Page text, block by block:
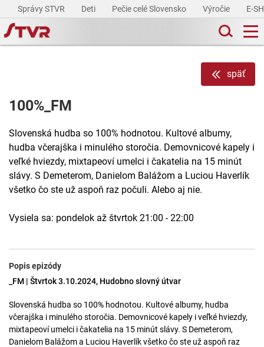
Správy STVR Deti Pečie celé Slovensko Výročie E-
späť
100%_FM
Slovenská hudba so 100% hodnotou. Kultové albumy,
hudba včerajška i minulého storočia. Demovnicové kapely i
veľké hviezdy, mixtapeoví umelci i čakatelia na 15 minút
slávy. S Demeterom, Danielom Balážom a Luciou Haverlík
všetko čo ste už aspoň raz počuli. Alebo aj nie.
Vysiela sa: pondelok až štvrtok 21:00 - 22:00
Popis epizódy
_FM | Štvrtok 3.10.2024, Hudobno slovný útvar
Slovenská hudba so 100% hodnotou. Kultové albumy, hudba
včerajška i minulého storočia. Demovnicové kapely i veľké hviezdy,
mixtapeoví umelci i čakatelia na 15 minút slávy. S Demeterom,
Danielom Balážom a Luciou Haverlík všetko čo ste už aspoň raz